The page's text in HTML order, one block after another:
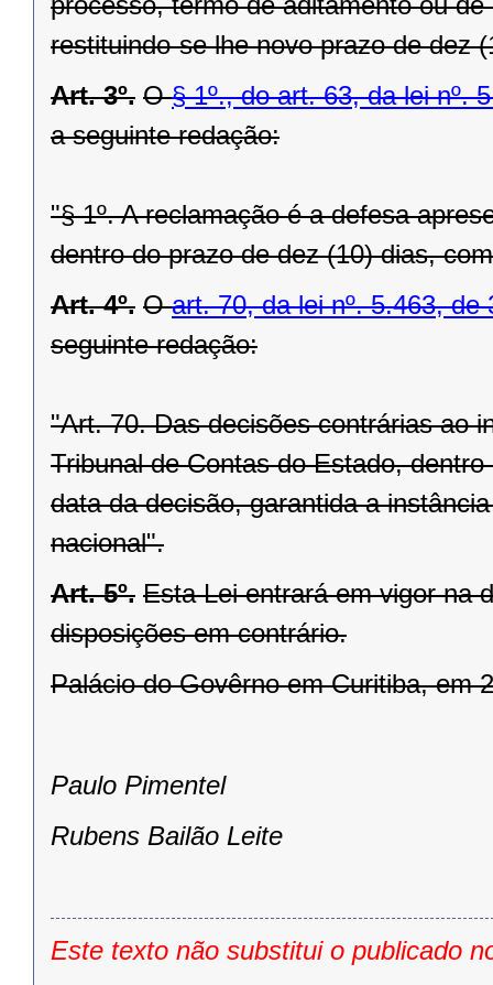
restituindo-se lhe novo prazo de dez
Art. 3º. O§ 1º., do art. 63, da lei nº.
a seguinte redação:
"§ 1º. A reclamação é a defesa
dentro do prazo de dez (10) dias,
Art. 4º. Oart. 70, da lei nº. 5.463,
seguinte redação:
"Art. 70. Das decisões contrárias ao
Tribunal de Contas do Estado,
data da decisão, garantida a
nacional".
Art. 5º. Esta Lei entrará em vigor na
disposições em contrário.
Palácio do Govêrno em Curitiba, em
Paulo Pimentel
Rubens Bailão Leite
Este texto não substitui o publicado